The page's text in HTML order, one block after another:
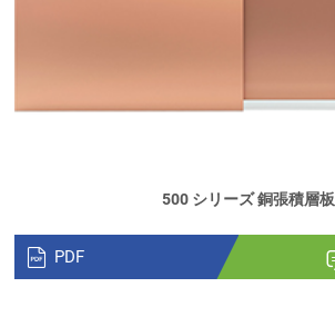
500 シリーズ 銅張積層板
PDF